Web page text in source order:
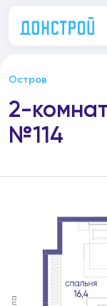
Остров
2-
№114